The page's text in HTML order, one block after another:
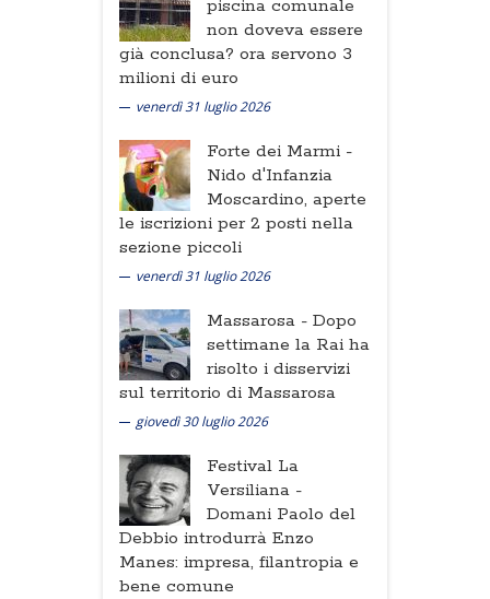
piscina comunale
non doveva essere
già conclusa? ora servono 3
milioni di euro
venerdì 31 luglio 2026
Forte dei Marmi -
Nido d'Infanzia
Moscardino, aperte
le iscrizioni per 2 posti nella
sezione piccoli
venerdì 31 luglio 2026
Massarosa - Dopo
settimane la Rai ha
risolto i disservizi
sul territorio di Massarosa
giovedì 30 luglio 2026
Festival La
Versiliana -
Domani Paolo del
Debbio introdurrà Enzo
Manes: impresa, filantropia e
bene comune